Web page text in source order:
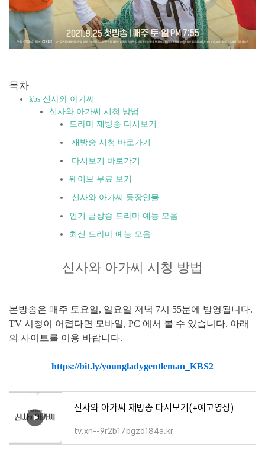
목차
kbs 신사와 아가씨
신사와 아가씨 시청 방법
드라마 재방송 다시보기
재방송 시청 바로가기
다시보기 바로가기
웨이브 무료 보기
신사와 아가씨 등장인물
인기 급상승 드라마 예능 모음
최신 드라마 예능 모음
신사와 아가씨 시청 방법
본방송은 매주 토요일, 일요일 저녁 7시 55분에 방영됩니다.
TV 시청이 어렵다면 모바일, PC 에서 볼 수 있습니다. 아래
의 사이트를 이용 바랍니다.
https://bit.ly/youngladygentleman_KBS2
신사와 아가씨 재방송 다시보기(+예고영상)
tv.xn--9r2b17bgzd184a.kr